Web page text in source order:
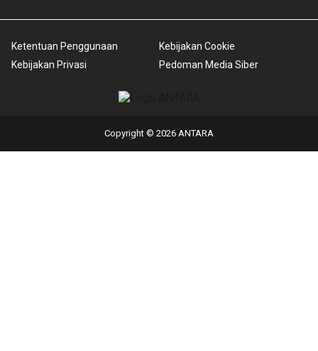
Ketentuan Penggunaan
Kebijakan Privasi
Kebijakan Cookie
Pedoman Media Siber
Copyright © 2026 ANTARA